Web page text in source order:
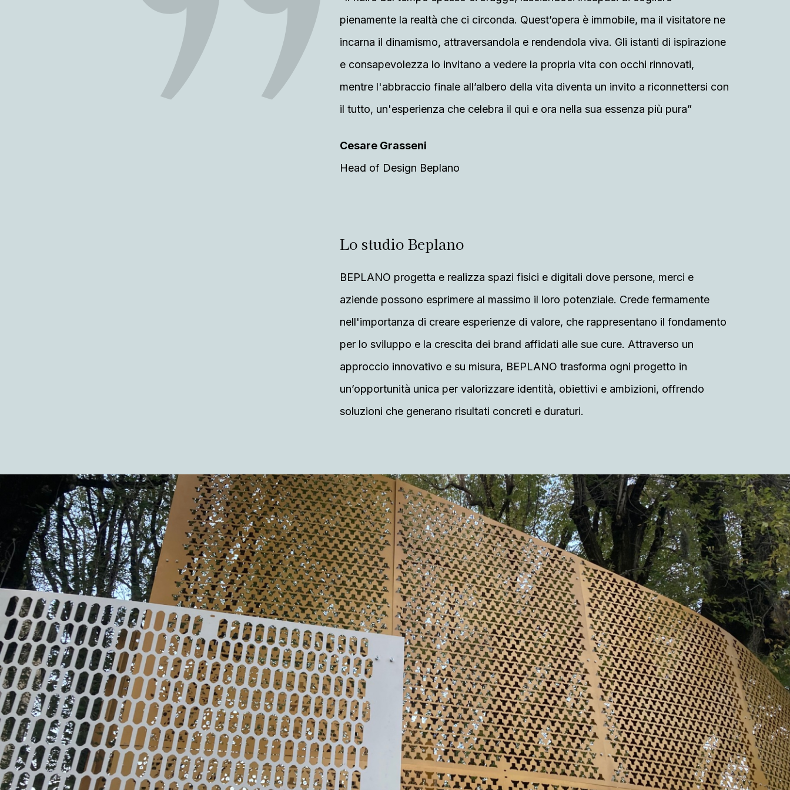
pienamente la realtà che ci circonda. Quest’opera è immobile, ma il visitatore ne
incarna il dinamismo, attraversandola e rendendola viva. Gli istanti di ispirazione
e consapevolezza lo invitano a vedere la propria vita con occhi rinnovati,
mentre l'abbraccio finale all’albero della vita diventa un invito a riconnettersi con
il tutto, un'esperienza che celebra il qui e ora nella sua essenza più pura”
Cesare Grasseni
Head of Design Beplano
Lo studio Beplano
BEPLANO progetta e realizza spazi fisici e digitali dove persone, merci e
aziende possono esprimere al massimo il loro potenziale. Crede fermamente
nell'importanza di creare esperienze di valore, che rappresentano il fondamento
per lo sviluppo e la crescita dei brand affidati alle sue cure. Attraverso un
approccio innovativo e su misura, BEPLANO trasforma ogni progetto in
un’opportunità unica per valorizzare identità, obiettivi e ambizioni, offrendo
soluzioni che generano risultati concreti e duraturi.